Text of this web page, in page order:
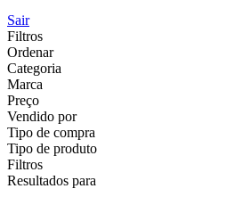
Sair
Filtros
Ordenar
Categoria
Marca
Preço
Vendido por
Tipo de compra
Tipo de produto
Filtros
Resultados para